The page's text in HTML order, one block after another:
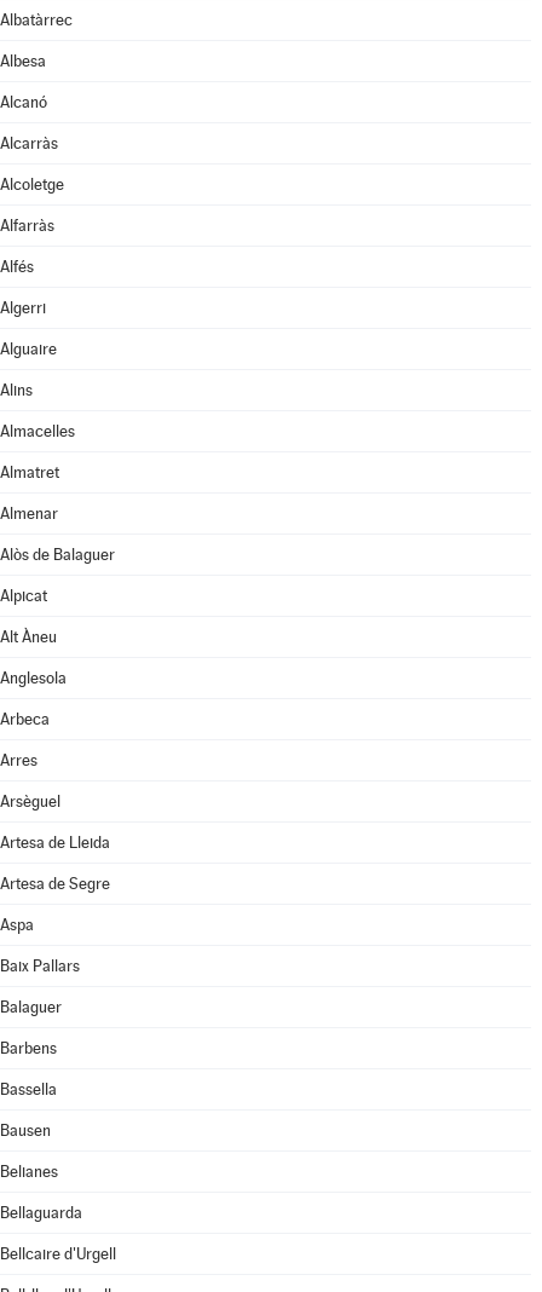
Albatàrrec
Albesa
Alcanó
Alcarràs
Alcoletge
Alfarràs
Alfés
Algerri
Alguaire
Alins
Almacelles
Almatret
Almenar
Alòs de Balaguer
Alpicat
Alt Àneu
Anglesola
Arbeca
Arres
Arsèguel
Artesa de Lleida
Artesa de Segre
Aspa
Baix Pallars
Balaguer
Barbens
Bassella
Bausen
Belianes
Bellaguarda
Bellcaire d'Urgell